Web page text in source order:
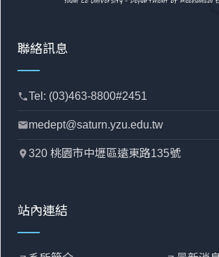
聯絡訊息
phoneTel: (03)463-8800#2451
mailmedept@saturn.yzu.edu.tw
location_pin320 桃園市中壢區遠東路135號
站內連結